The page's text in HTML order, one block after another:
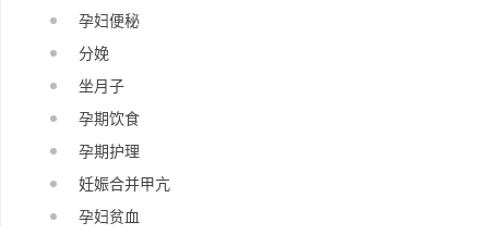
孕妇便秘
分娩
坐月子
孕期饮食
孕期护理
妊娠合并甲亢
孕妇贫血